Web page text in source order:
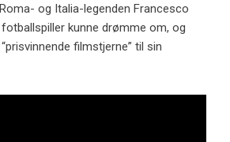
og Italia-legenden Francesco
kunne drømme om, og
filmstjerne” til sin